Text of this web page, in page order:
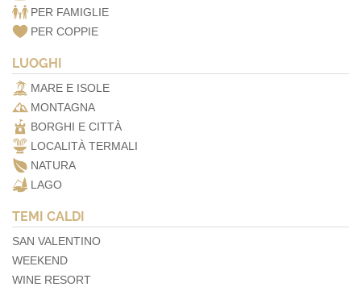
PER FAMIGLIE
PER COPPIE
LUOGHI
MARE E ISOLE
MONTAGNA
BORGHI E CITTÀ
LOCALITÀ TERMALI
NATURA
LAGO
TEMI CALDI
SAN VALENTINO
WEEKEND
WINE RESORT